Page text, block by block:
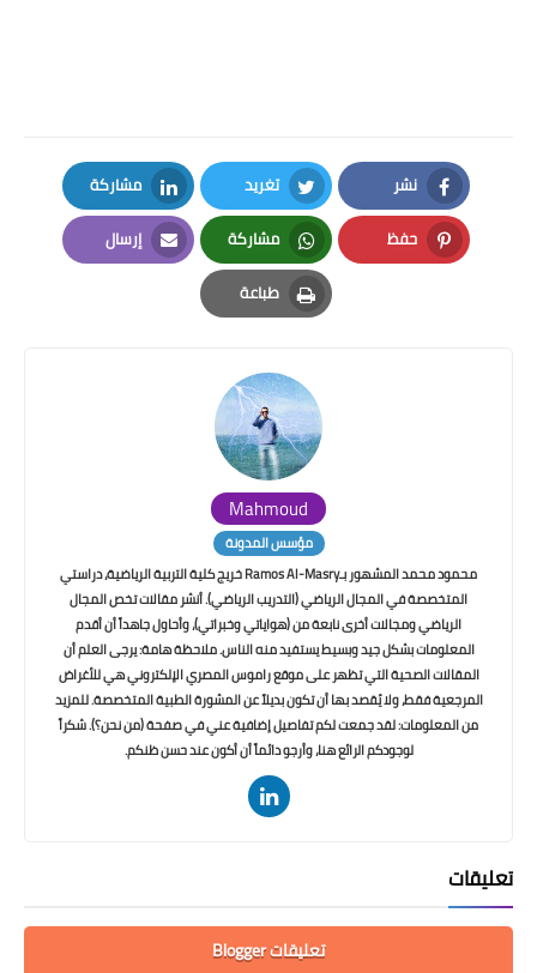
نشر
Facebook
تغريد
Twitter
مشاركة
LinkedIn
حفظ
Pinterest
مشاركة
Whatsapp
إرسال
Email
طباعة
Print
Mahmoud
مؤسس المدونة
محمود محمد المشهور بـRamos Al-Masry خريج كلية التربية الرياضية، دراستي
المتخصصة في المجال الرياضي (التدريب الرياضي). أنشر مقالات تخص المجال
الرياضي ومجالات أخرى نابعة من (هواياتي وخبراتي)، وأحاول جاهداً أن أقدم
المعلومات بشكل جيد وبسيط يستفيد منه الناس. ملاحظة هامة: يرجى العلم أن
المقالات الصحية التي تظهر على موقع راموس المصري الإلكتروني هي للأغراض
المرجعية فقط، ولا يُقصد بها أن تكون بديلاً عن المشورة الطبية المتخصصة. للمزيد
من المعلومات: لقد جمعت لكم تفاصيل إضافية عني في صفحة (من نحن؟). شكراً
لوجودكم الرائع هنا، وأرجو دائماً أن أكون عند حسن ظنكم.
تعليقات
تعليقات Blogger